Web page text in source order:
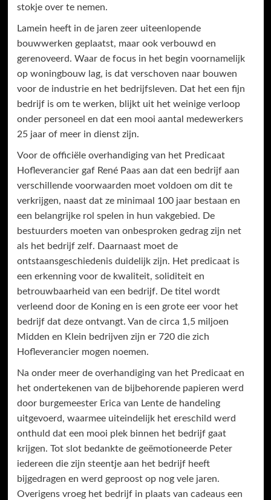
stokje over te nemen.
Lamein heeft in de jaren zeer uiteenlopende
bouwwerken geplaatst, maar ook verbouwd en
gerenoveerd. Waar de focus in het begin voornamelijk
op woningbouw lag, is dat verschoven naar bouwen
voor de industrie en het bedrijfsleven. Dat het een fijn
bedrijf is om te werken, blijkt uit het weinige verloop
onder personeel en dat een mooi aantal medewerkers
25 jaar of meer in dienst zijn.
Voor de officiële overhandiging van het Predicaat
Hofleverancier gaf René Paas aan dat een bedrijf aan
verschillende voorwaarden moet voldoen om dit te
verkrijgen, naast dat ze minimaal 100 jaar bestaan en
een belangrijke rol spelen in hun vakgebied. De
bestuurders moeten van onbesproken gedrag zijn net
als het bedrijf zelf. Daarnaast moet de
ontstaansgeschiedenis duidelijk zijn. Het predicaat is
een erkenning voor de kwaliteit, soliditeit en
betrouwbaarheid van een bedrijf. De titel wordt
verleend door de Koning en is een grote eer voor het
bedrijf dat deze ontvangt. Van de circa 1,5 miljoen
Midden en Klein bedrijven zijn er 720 die zich
Hofleverancier mogen noemen.
Na onder meer de overhandiging van het Predicaat en
het ondertekenen van de bijbehorende papieren werd
door burgemeester Erica van Lente de handeling
uitgevoerd, waarmee uiteindelijk het ereschild werd
onthuld dat een mooi plek binnen het bedrijf gaat
krijgen. Tot slot bedankte de geëmotioneerde Peter
iedereen die zijn steentje aan het bedrijf heeft
bijgedragen en werd geproost op nog vele jaren.
Overigens vroeg het bedrijf in plaats van cadeaus een